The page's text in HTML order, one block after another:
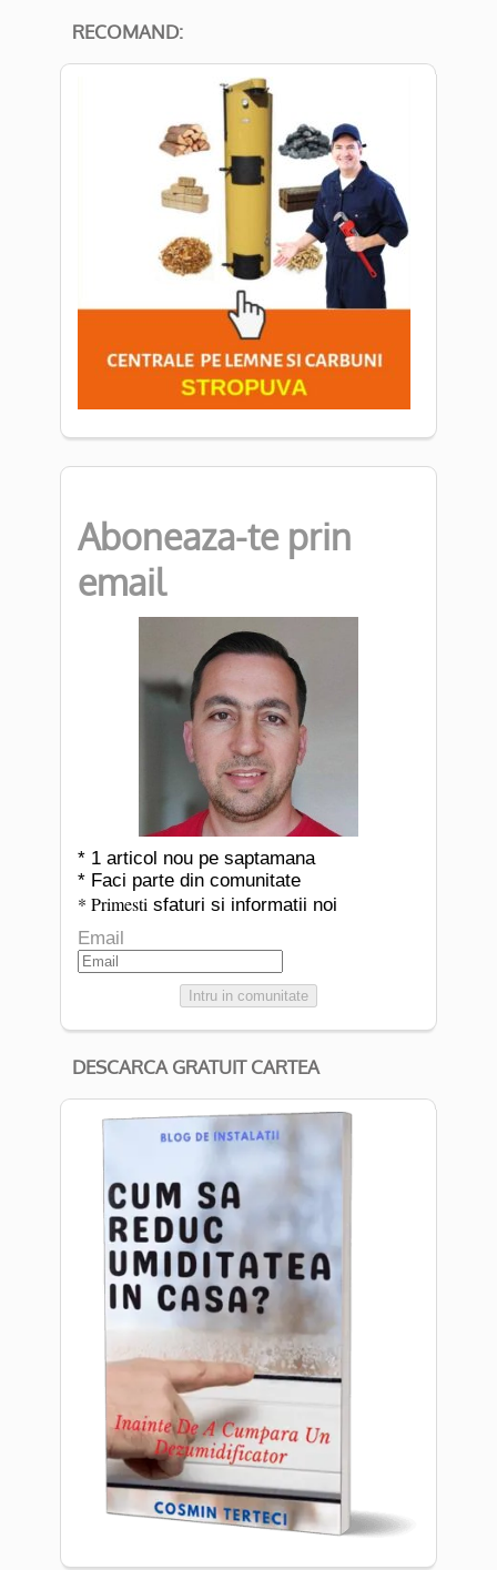
RECOMAND:
Aboneaza-te prin
email
* 1 articol nou pe saptamana
* Faci parte din comunitate
* Primesti sfaturi si informatii noi
Email
Intru in comunitate
DESCARCA GRATUIT CARTEA